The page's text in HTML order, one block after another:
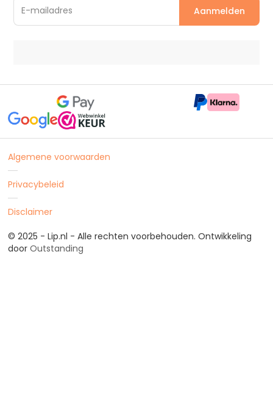
Algemene voorwaarden
Privacybeleid
Disclaimer
© 2025 - Lip.nl - Alle rechten voorbehouden. Ontwikkeling
door Outstanding